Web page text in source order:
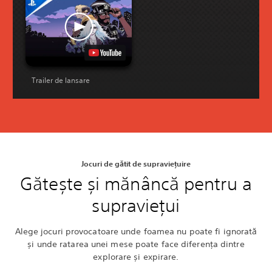
Trailer de lansare
Jocuri de gătit de supraviețuire
Gătește și mănâncă pentru a
supraviețui
Alege jocuri provocatoare unde foamea nu poate fi ignorată
și unde ratarea unei mese poate face diferența dintre
explorare și expirare.